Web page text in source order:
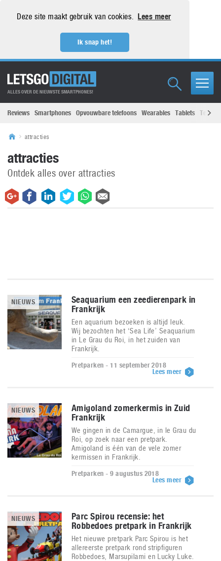
Deze site maakt gebruik van cookies. Lees meer
Ik snap het!
ALLES OVER DE NIEUWSTE SMARTPHONES!
Reviews Smartphones Opvouwbare telefoons Wearables Tablets
attracties
attracties
Ontdek alles over attracties
NIEUWS
Seaquarium een zeedierenpark in
Frankrijk
Een aquarium bezoeken is altijd leuk.
Wij bezochten het ‘Sea Life’ Seaquarium
in Le Grau du Roi, in het zuiden van
Frankrijk.
Pretparken - 11 september 2018
Lees meer
NIEUWS
Amigoland zomerkermis in Zuid
Frankrijk
We gingen in de Camargue, in le Grau du
Roi, op zoek naar een pretpark.
Amigoland is één van de vele zomer
kermissen in Frankrijk.
Pretparken - 9 augustus 2018
Lees meer
NIEUWS
Parc Spirou recensie: het
Robbedoes pretpark in Frankrijk
Het nieuwe pretpark Parc Spirou is het
allereerste pretpark rond stripfiguren
Robbedoes, Marsupilami en Lucky Luke.